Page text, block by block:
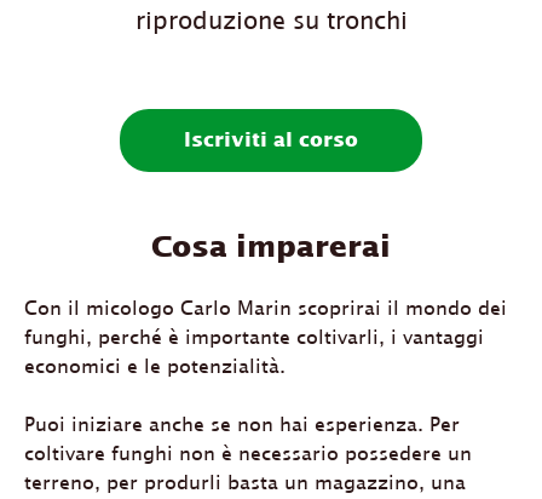
riproduzione su tronchi
Iscriviti al corso
Cosa imparerai
Con il micologo Carlo Marin scoprirai il mondo dei
funghi, perché è importante coltivarli, i vantaggi
economici e le potenzialità.
Puoi iniziare anche se non hai esperienza. Per
coltivare funghi non è necessario possedere un
terreno, per produrli basta un magazzino, una